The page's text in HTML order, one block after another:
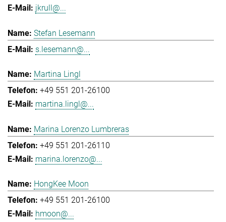
jkrull@...
Stefan Lesemann
s.lesemann@...
Martina Lingl
+49 551 201-26100
martina.lingl@...
Marina Lorenzo Lumbreras
+49 551 201-26110
marina.lorenzo@...
HongKee Moon
+49 551 201-26100
hmoon@...